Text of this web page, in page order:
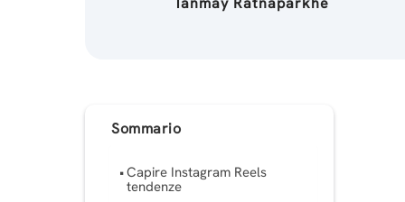
Sommario
Capire Instagram Reels
tendenze